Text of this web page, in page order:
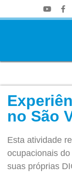
no São
Esta atividade
ocupacionais
suas próprias